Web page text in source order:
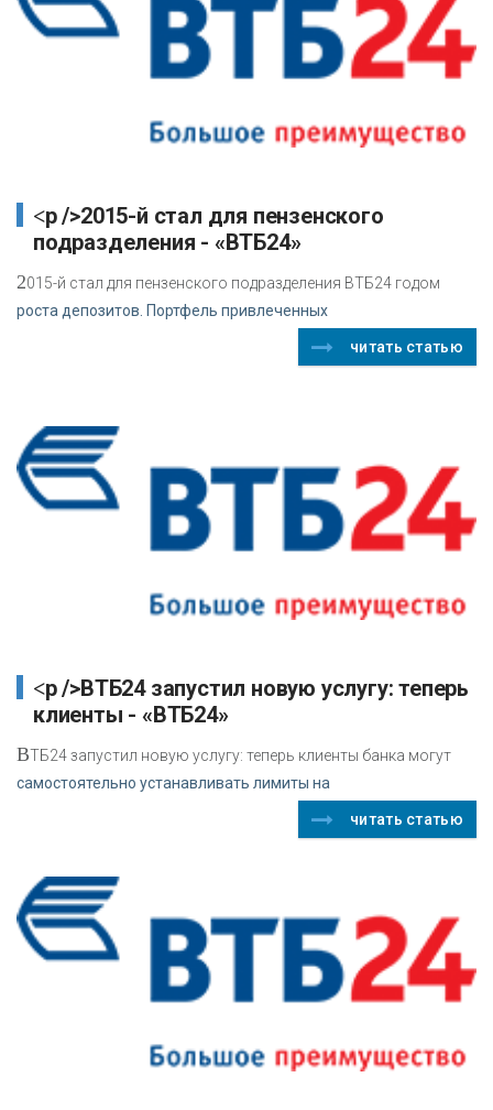
<p />2015-й стал для пензенского
подразделения - «ВТБ24»
2015-й стал для пензенского подразделения ВТБ24 годом
роста депозитов. Портфель привлеченных
читать статью
<p />ВТБ24 запустил новую услугу: теперь
клиенты - «ВТБ24»
ВТБ24 запустил новую услугу: теперь клиенты банка могут
самостоятельно устанавливать лимиты на
читать статью